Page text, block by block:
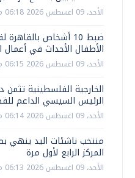
الأحد، 09 اغسطس 2026 06:18 م
ضبط 10 أشخاص
الأطفال الأحداث في أعمال
الأحد، 09 اغسطس 2026 06:15 م
الخارجية الفلسطينية تثمن
الرئيس السيسي الداعم
الأحد، 09 اغسطس 2026 06:14 م
منتخب ناشئات اليد ينهي
المركز الرابع لأول مرة
الأحد، 09 اغسطس 2026 06:13 م